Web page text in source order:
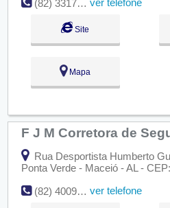
(82) 3317-6515 / 3317-6514 ver telefone
Site
Mapa
F J M Corretora de
Rua Desportista Humberto
Ponta Verde - Maceió - AL -
(82) 4009-6262
ver telefone